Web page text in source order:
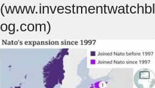
(www.investmentwatchbl
og.com)